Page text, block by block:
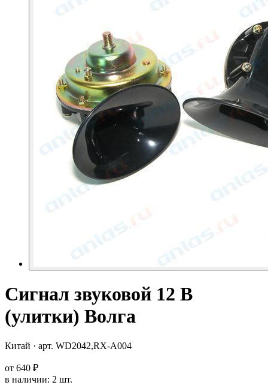
Сигнал звуковой 12 В
(улитки) Волга
Китай · арт. WD2042,RX-A004
от 640 ₽
в наличии: 2 шт.